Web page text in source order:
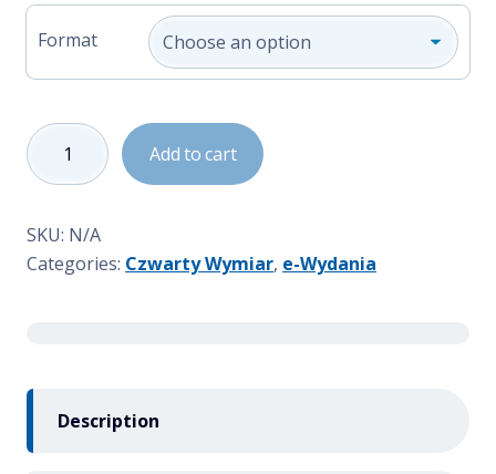
Format
Czwarty
Wymiar
quantity
Add to cart
SKU: N/A
Categories: Czwarty Wymiar, e-Wydania
Description